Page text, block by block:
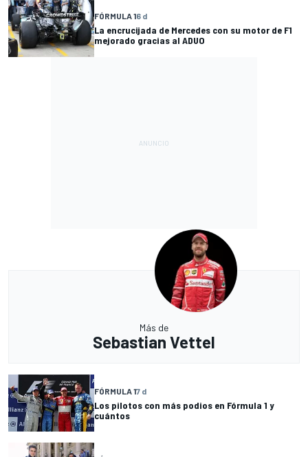
FÓRMULA 16 d
La encrucijada de Mercedes con su motor de F1
mejorado gracias al ADUO
Más de
Sebastian Vettel
FÓRMULA 17 d
Los pilotos con más podios en Fórmula 1 y
cuántos